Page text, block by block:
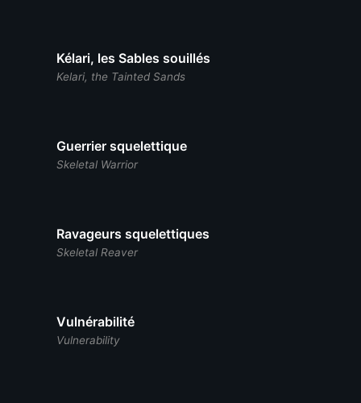
Kélari, les Sables souillés
Kelari, the Tainted Sands
Guerrier squelettique
Skeletal Warrior
Ravageurs squelettiques
Skeletal Reaver
Vulnérabilité
Vulnerability